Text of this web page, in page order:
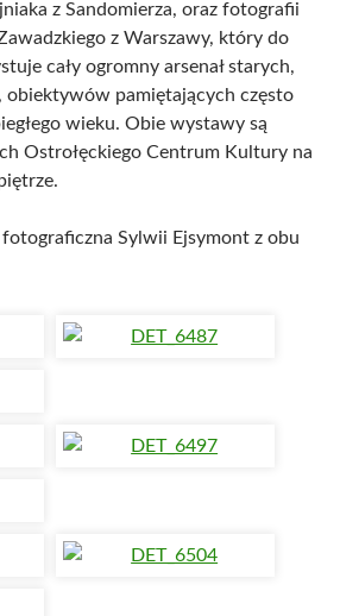
z Sandomierza, oraz fotografii
z Warszawy, który do
cały ogromny arsenał starych,
obiektywów pamiętających często
wieku. Obie wystawy są
Ostrołęckiego Centrum Kultury na
Sylwii Ejsymont z obu